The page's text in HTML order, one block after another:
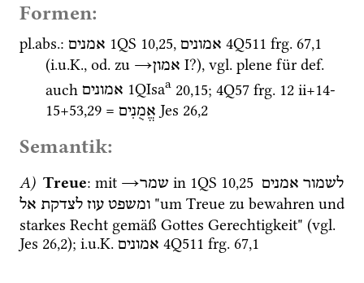
Formen:
pl.abs.: אמנים 1QS 10,25, אמונים 4Q511 frg. 67,1
(i.u.K., od. zu →אמון ‎ I?), vgl. plene für def.
auch אמונים 1QIsaa 20,15; 4Q57 frg. 12 ii+14-
15+53,29 = אֱמֻנִים Jes 26,2
Semantik:
A) Treue: mit →שמר in 1QS 10,25 לשמור אמנים
ומשפט עוז לצדקת אל
"um Treue zu bewahren und
starkes Recht gemäß Gottes Gerechtigkeit" (vgl.
Jes 26,2); i.u.K. אמונים 4Q511 frg. 67,1